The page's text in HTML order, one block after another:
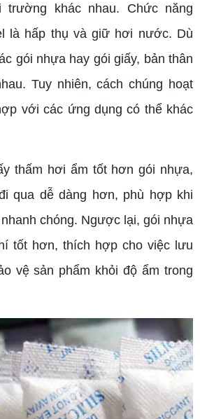
trường khác nhau. Chức năng
là hấp thụ và giữ hơi nước. Dù
gói nhựa hay gói giấy, bản thân
Tuy nhiên, cách chúng hoạt
với các ứng dụng có thể khác
thấm hơi ẩm tốt hơn gói nhựa,
qua dễ dàng hơn, phù hợp khi
chóng. Ngược lại, gói nhựa
tốt hơn, thích hợp cho việc lưu
vệ sản phẩm khỏi độ ẩm trong